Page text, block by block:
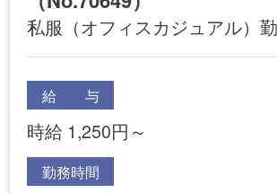
私服（オフィスカジュアル）
給 与
時給 1,250円～
勤務時間